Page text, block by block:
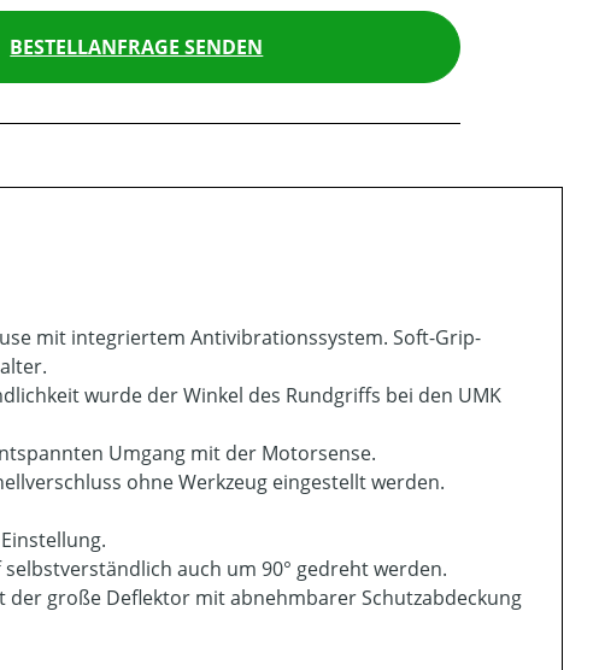
BESTELLANFRAGE SENDEN
mit integriertem Antivibrationssystem. Soft-Grip-
wurde der Winkel des Rundgriffs bei den UMK
Umgang mit der Motorsense.
ohne Werkzeug eingestellt werden.
auch um 90° gedreht werden.
große Deflektor mit abnehmbarer Schutzabdeckung